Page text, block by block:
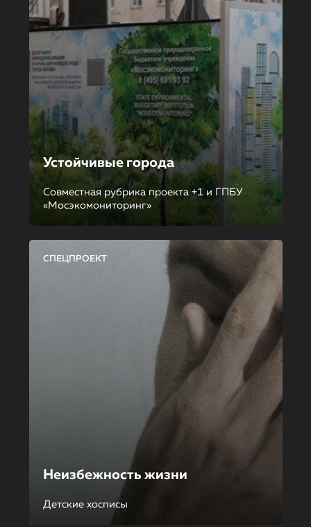
Устойчивые города
Совместная рубрика проекта +1 и ГПБУ
«Мосэкомониторинг»
СПЕЦПРОЕКТ
Неизбежность жизни
Детские хосписы